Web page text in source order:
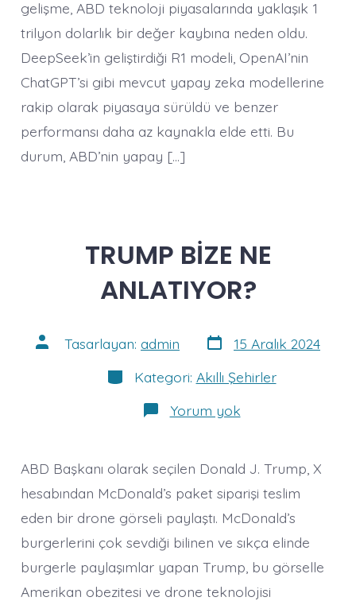
gelişme, ABD teknoloji piyasalarında yaklaşık 1
trilyon dolarlık bir değer kaybına neden oldu.
DeepSeek’in geliştirdiği R1 modeli, OpenAI’nin
ChatGPT’si gibi mevcut yapay zeka modellerine
rakip olarak piyasaya sürüldü ve benzer
performansı daha az kaynakla elde etti. Bu
durum, ABD’nin yapay […]
TRUMP BİZE NE
ANLATIYOR?
Yazının
yazarı
Tasarlayan: admin Yazı
tarihi
15 Aralık 2024
Kategoriler
Kategori: Akıllı Şehirler
Yorum yokTRUMP
BİZE
ABD Başkanı olarak seçilen Donald J. Trump, X
hesabından McDonald’s paket siparişi teslim
eden bir drone görseli paylaştı. McDonald’s
burgerlerini çok sevdiği bilinen ve sıkça elinde
burgerle paylaşımlar yapan Trump, bu görselle
Amerikan obezitesi ve drone teknolojisi